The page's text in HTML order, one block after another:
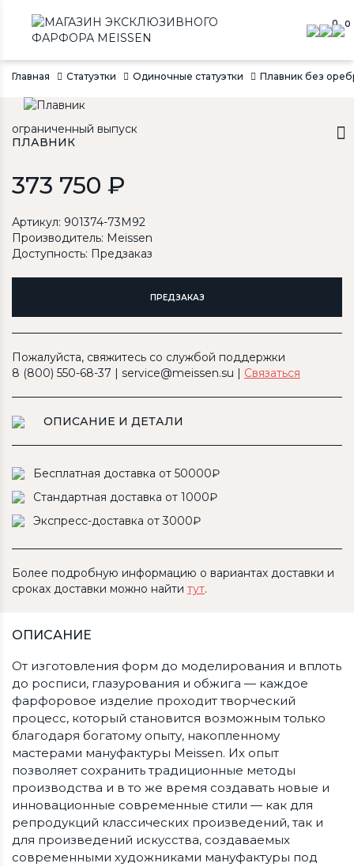
0 0
Главная Статуэтки Одиночные статуэтки Плавник без
ограниченный выпуск
ПЛАВНИК
373 750 ₽
Артикул: 901374-73M92
Производитель: Meissen
Доступность: Предзаказ
ПРЕДЗАКАЗ
Пожалуйста, свяжитесь со службой поддержки
8 (800) 550-68-37 | service@meissen.su | Связаться
ОПИСАНИЕ И ДЕТАЛИ
Бесплатная доставка от 50000₽
Стандартная доставка от 1000₽
Экспресс-доставка от 3000₽
Более подробную информацию о вариантах доставки и
сроках доставки можно найти тут.
ОПИСАНИЕ
От изготовления форм до моделирования и вплоть
до росписи, глазурования и обжига — каждое
фарфоровое изделие проходит творческий
процесс, который становится возможным только
благодаря богатому опыту, накопленному
мастерами мануфактуры Meissen. Их опыт
позволяет сохранить традиционные методы
производства и в то же время создавать новые и
инновационные современные стили — как для
репродукций классических произведений, так и
для произведений искусства, создаваемых
современными художниками мануфактуры под